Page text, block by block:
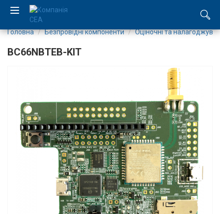
Каталог
Виробництво
Послуги
Новини
Вакансії
Головна Безпровідні компоненти Оціночні та
BC66NBTEB-KIT